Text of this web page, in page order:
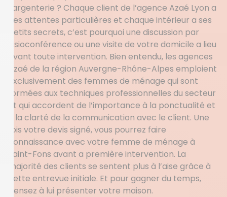
l’argenterie ? Chaque client de l’agence Azaé Lyon a
des attentes particulières et chaque intérieur a ses
petits secrets, c’est pourquoi une discussion par
visioconférence ou une visite de votre domicile a lieu
avant toute intervention. Bien entendu, les agences
Azaé de la région Auvergne-Rhône-Alpes emploient
exclusivement des femmes de ménage qui sont
formées aux techniques professionnelles du secteur
et qui accordent de l’importance à la ponctualité et
à la clarté de la communication avec le client. Une
fois votre devis signé, vous pourrez faire
connaissance avec votre femme de ménage à
Saint-Fons avant a première intervention. La
majorité des clients se sentent plus à l’aise grâce à
cette entrevue initiale. Et pour gagner du temps,
pensez à lui présenter votre maison.